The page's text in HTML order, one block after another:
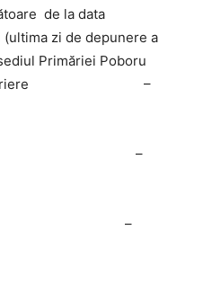
de la data
zi de depunere a
Primăriei Poboru
de înscriere –
selecție –
scrise –